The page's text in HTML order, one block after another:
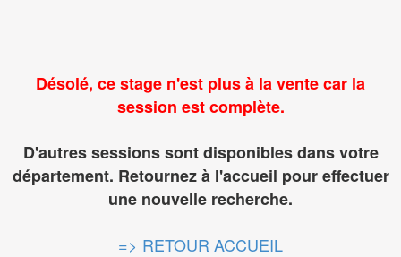
Désolé, ce stage n'est plus à la vente car la
session est complète.
D'autres sessions sont disponibles dans votre
département. Retournez à l'accueil pour effectuer
une nouvelle recherche.
=> RETOUR ACCUEIL